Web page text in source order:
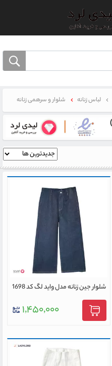
لباس زنانه شلوار و سرهمی زنانه
شلوار جین زنانه مدل واید لگ کد 1698
۱,۴۵۰,۰۰۰